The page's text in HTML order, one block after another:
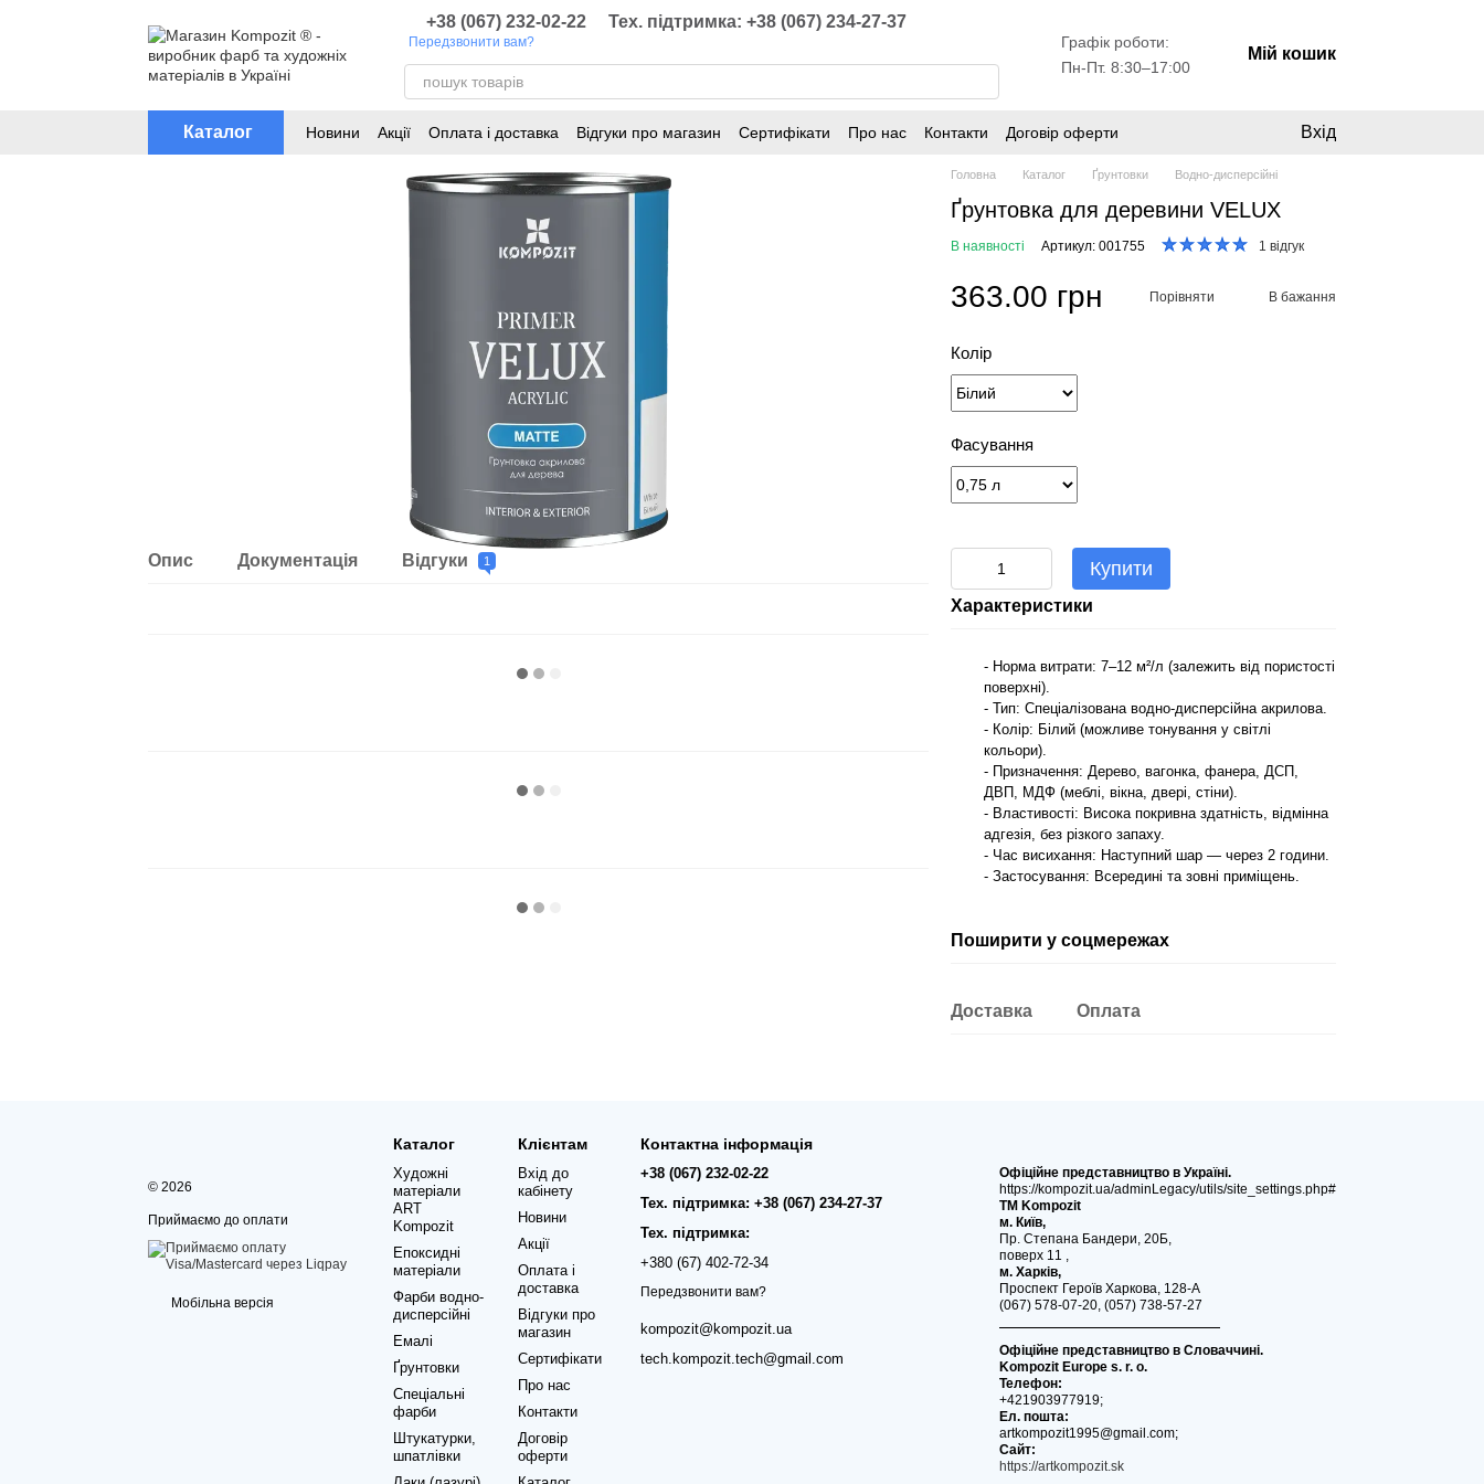
+38 (067) 232-02-22 Тех. підтримка: +38 (067) 234-27-37
Передзвонити вам?
Графік роботи:
Пн-Пт. 8:30–17:00
Мій кошик
Каталог Новини Акції Оплата і доставка Відгуки про магазин Сертифікати Про нас Контакти
Договір оферти
Вхід
Опис Документація Відгуки 1
Головна Каталог Ґрунтовки Водно-дисперсійні
Ґрунтовка для деревини VELUX
В наявності Артикул: 001755 1 відгук
363.00 грн Порівняти В бажання
Колір
Фасування
Купити
Характеристики
- Норма витрати: 7–12 м²/л (залежить від пористості
поверхні).
- Тип: Спеціалізована водно-дисперсійна акрилова.
- Колір: Білий (можливе тонування у світлі
кольори).
- Призначення: Дерево, вагонка, фанера, ДСП,
ДВП, МДФ (меблі, вікна, двері, стіни).
- Властивості: Висока покривна здатність, відмінна
адгезія, без різкого запаху.
- Час висихання: Наступний шар — через 2 години.
- Застосування: Всередині та зовні приміщень.
Поширити у соцмережах
Доставка Оплата
© 2026
Приймаємо до оплати
Мобільна версія
Каталог
Художні
матеріали
ART
Kompozit
Епоксидні
матеріали
Фарби водно-
дисперсійні
Емалі
Ґрунтовки
Спеціальні
фарби
Штукатурки,
шпатлівки
Клієнтам
Вхід до
кабінету
Новини
Акції
Оплата і
доставка
Відгуки про
магазин
Сертифікати
Про нас
Контакти
Договір
оферти
Контактна інформація
+38 (067) 232-02-22
Тех. підтримка: +38 (067) 234-27-37
Тех. підтримка:
+380 (67) 402-72-34
Передзвонити вам?
kompozit@kompozit.ua
tech.kompozit.tech@gmail.com
Офіційне представництво в Україні.
https://kompozit.ua/adminLegacy/utils/site_settings.php#
ТМ Kompozit
м. Київ,
Пр. Степана Бандери, 20Б,
поверх 11 ,
м. Харків,
Проспект Героїв Харкова, 128-А
(067) 578-07-20, (057) 738-57-27
Офіційне представництво в Словаччині.
Kompozit Europe s. r. o.
Телефон:
+421903977919;
Ел. пошта:
artkompozit1995@gmail.com;
Сайт:
https://artkompozit.sk